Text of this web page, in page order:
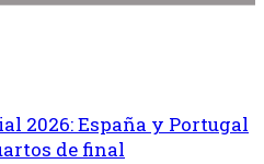
2026: España y Portugal
de final